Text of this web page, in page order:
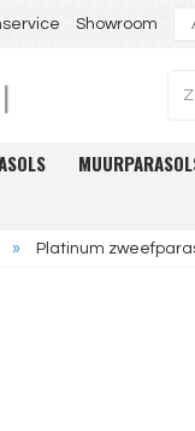
Showroom
» Platinum